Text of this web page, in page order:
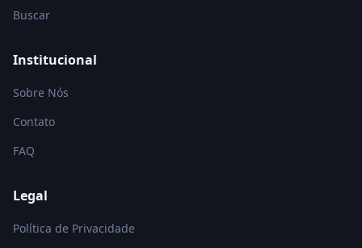
Buscar
Institucional
Sobre Nós
Contato
FAQ
Legal
Política de Privacidade